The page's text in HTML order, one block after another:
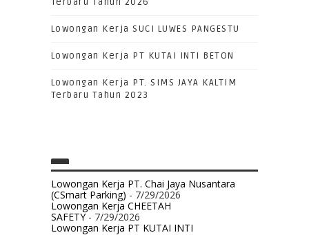
Lowongan Kerja SUCI LUWES PANGESTU
Lowongan Kerja PT KUTAI INTI BETON
Lowongan Kerja PT. SIMS JAYA KALTIM
Terbaru Tahun 2023
Lowongan Kerja PT. Chai Jaya Nusantara
(CSmart Parking) - 7/29/2026
Lowongan Kerja CHEETAH
SAFETY- 7/29/2026
Lowongan Kerja PT KUTAI INTI